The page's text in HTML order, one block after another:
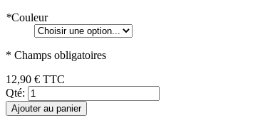
*Couleur
* Champs obligatoires
12,90 € TTC
Qté:
Ajouter au panier